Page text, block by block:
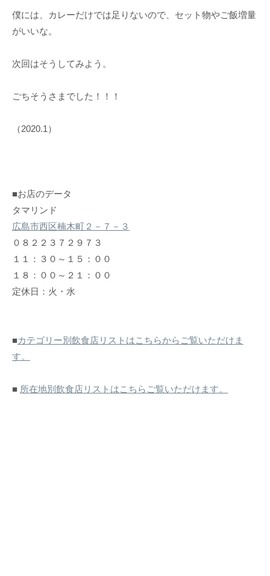
僕には、カレーだけでは足りないので、セット物やご飯増量
がいいな。
次回はそうしてみよう。
ごちそうさまでした！！！
（2020.1）
■お店のデータ
タマリンド
広島市西区楠木町２－７－３
０８２２３７２９７３
１１：３０～１５：００
１８：００～２１：００
定休日：火・水
■カテゴリー別飲食店リストはこちらからご覧いただけま
す。
■ 所在地別飲食店リストはこちらご覧いただけます。